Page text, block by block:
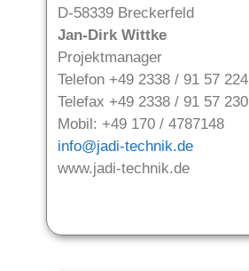
D-58339 Breckerfeld
Jan-Dirk Wittke
Projektmanager
Telefon +49 2338 / 91 57 224
Telefax +49 2338 / 91 57 230
Mobil: +49 170 / 4787148
info@jadi-technik.de
www.jadi-technik.de